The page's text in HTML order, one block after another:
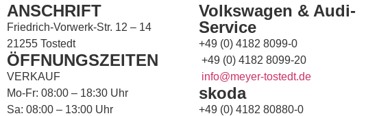
ANSCHRIFT
Friedrich-Vorwerk-Str. 12 – 14
21255 Tostedt
ÖFFNUNGSZEITEN
VERKAUF
Mo-Fr: 08:00 – 18:30 Uhr
Sa: 08:00 – 13:00 Uhr
Volkswagen & Audi-
Service
+49 (0) 4182 8099-0
+49 (0) 4182 8099-20
info@meyer-tostedt.de
skoda
+49 (0) 4182 80880-0